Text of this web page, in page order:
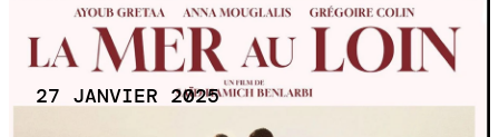
27 JANVIER 2025